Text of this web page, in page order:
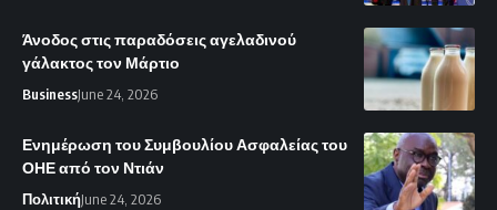
Άνοδος στις παραδόσεις αγελαδινού
γάλακτος τον Μάρτιο
BusinessJune 24, 2026
Ενημέρωση του Συμβουλίου Ασφαλείας του
ΟΗΕ από τον Ντιάν
ΠολιτικήJune 24, 2026